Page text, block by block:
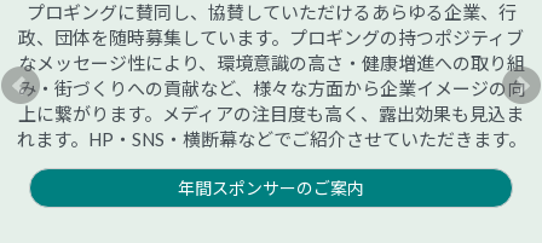
プロギングに賛同し、協賛していただけるあらゆる企業、行
政、団体を随時募集しています。プロギングの持つポジティブ
なメッセージ性により、環境意識の高さ・健康増進への取り組
み・街づくりへの貢献など、様々な方面から企業イメージの向
上に繋がります。メディアの注目度も高く、露出効果も見込ま
れます。HP・SNS・横断幕などでご紹介させていただきます。
年間スポンサーのご案内